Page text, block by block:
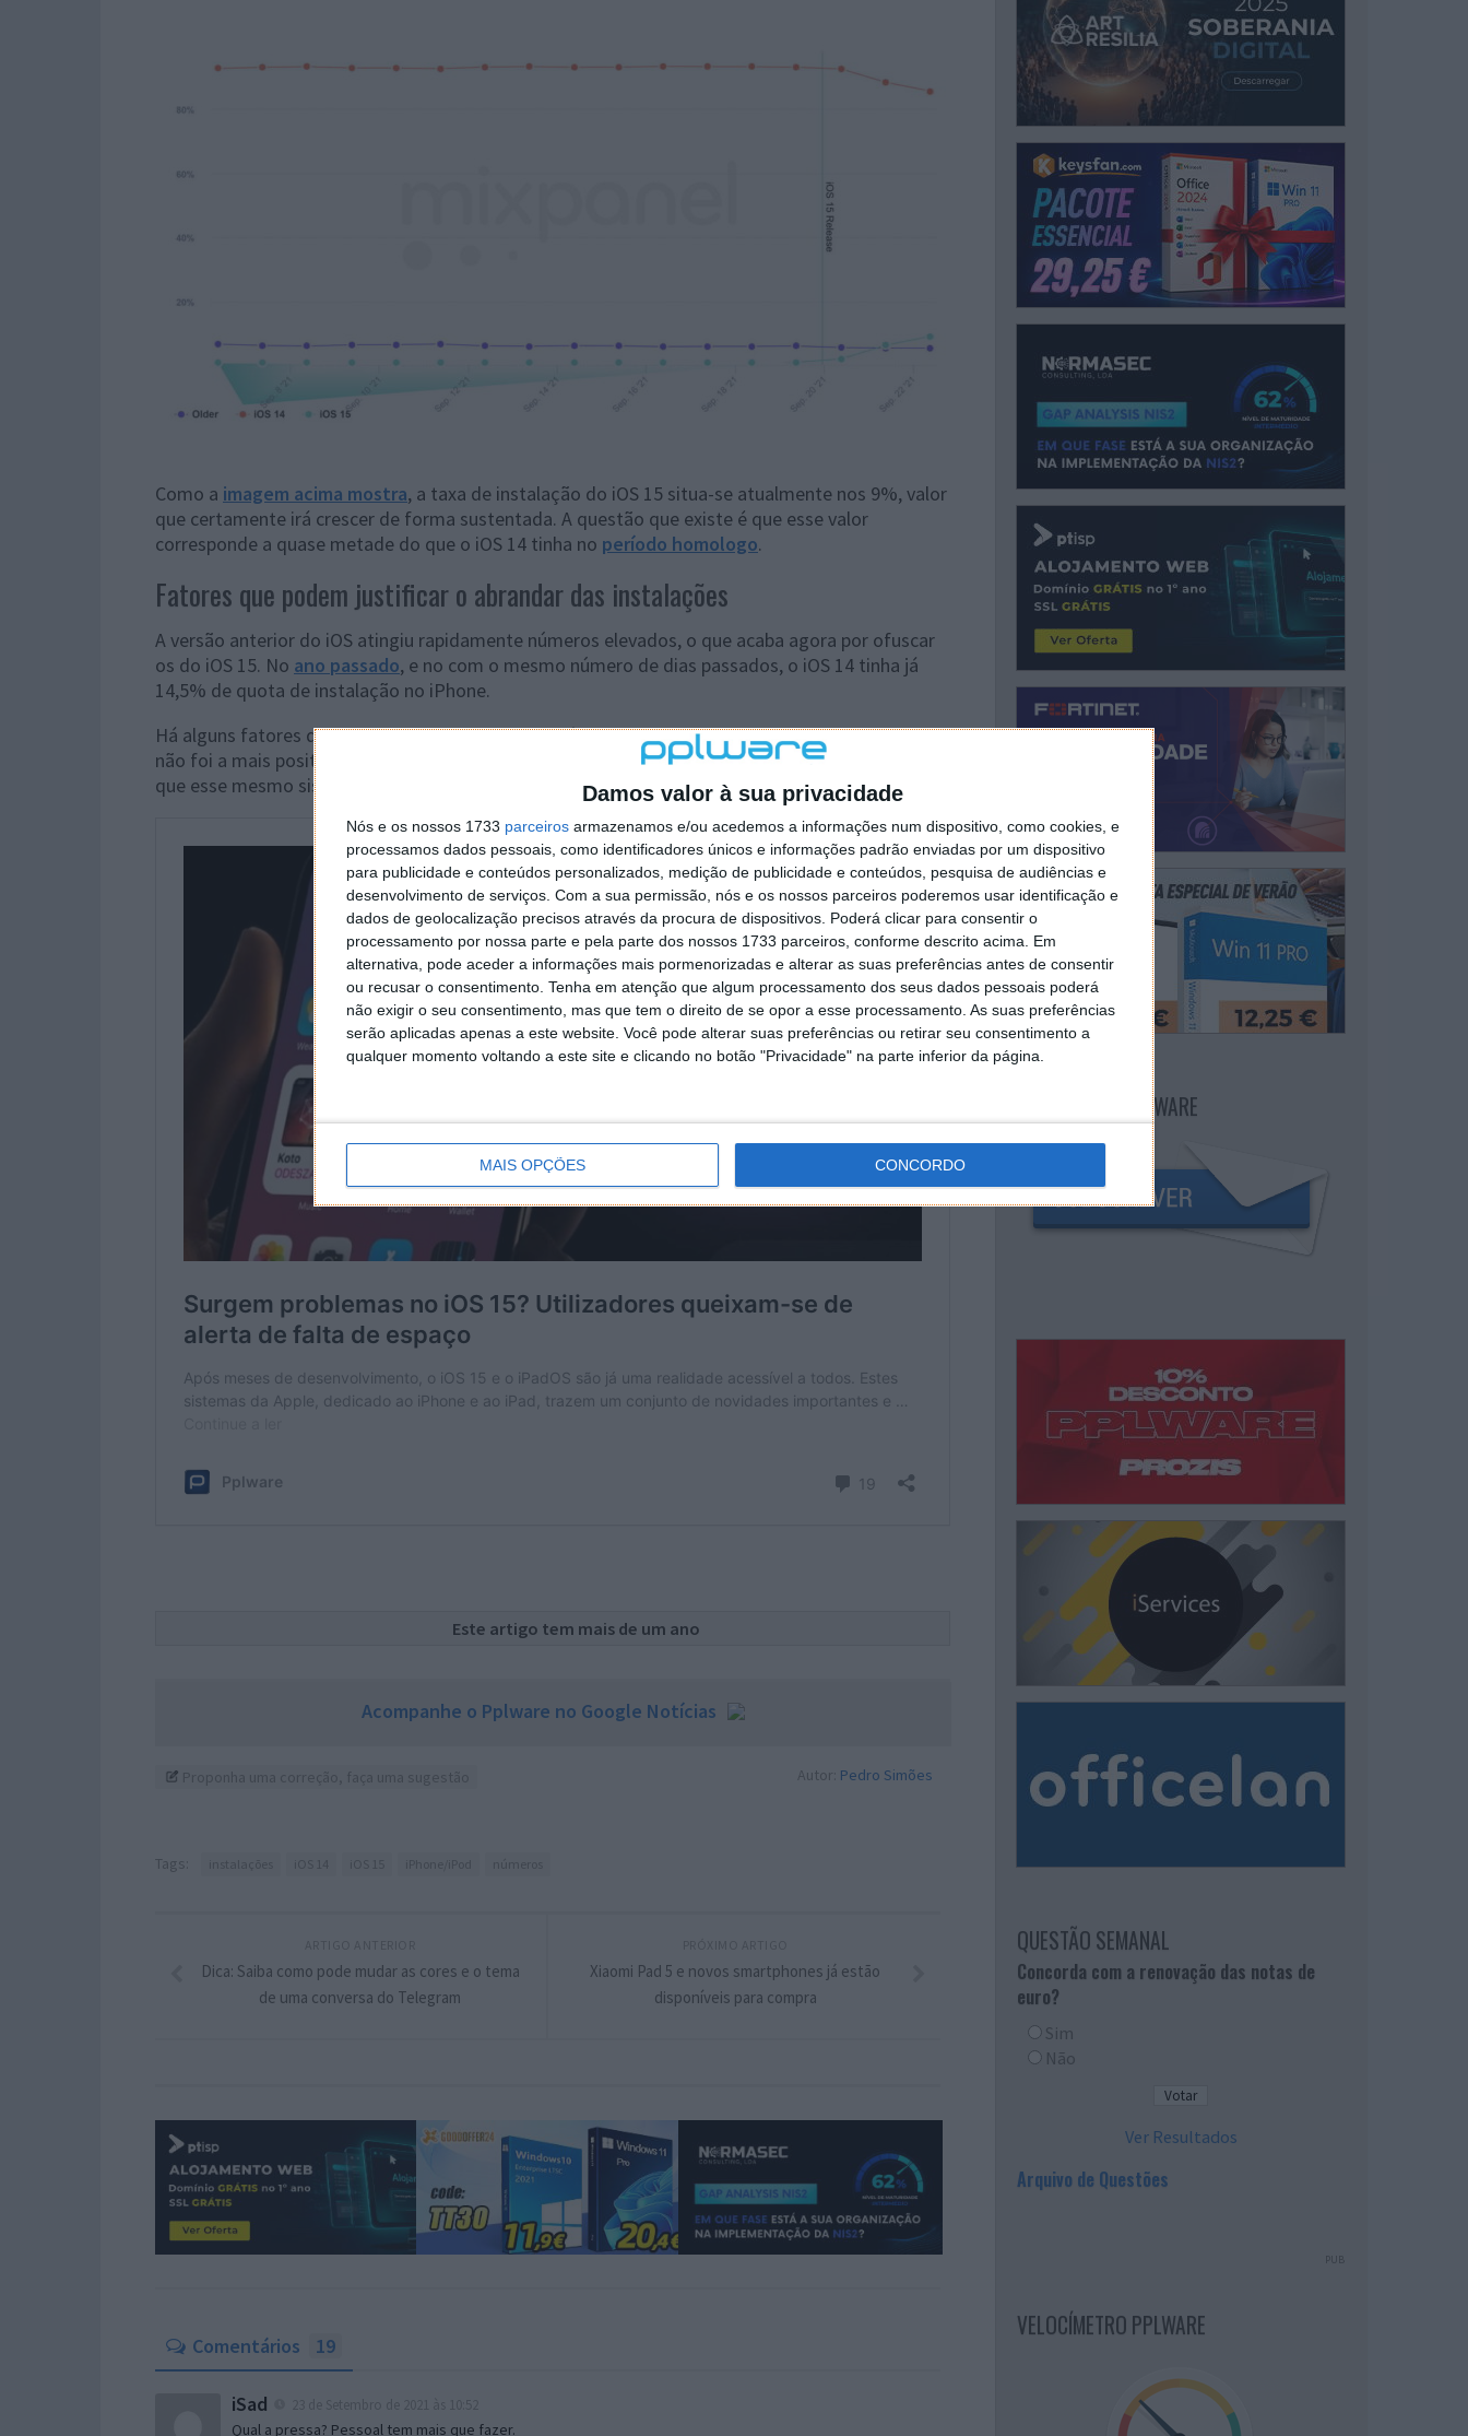
Damos valor à sua privacidade
Nós e os nossos 1733 parceiros armazenamos e/ou acedemos a informações num dispositivo, como cookies, e
processamos dados pessoais, como identificadores únicos e informações padrão enviadas por um dispositivo
para publicidade e conteúdos personalizados, medição de publicidade e conteúdos, pesquisa de audiências e
desenvolvimento de serviços. Com a sua permissão, nós e os nossos parceiros poderemos usar identificação e
dados de geolocalização precisos através da procura de dispositivos. Poderá clicar para consentir o
processamento por nossa parte e pela parte dos nossos 1733 parceiros, conforme descrito acima. Em
alternativa, pode aceder a informações mais pormenorizadas e alterar as suas preferências antes de consentir
ou recusar o consentimento. Tenha em atenção que algum processamento dos seus dados pessoais poderá
não exigir o seu consentimento, mas que tem o direito de se opor a esse processamento. As suas preferências
serão aplicadas apenas a este website. Você pode alterar suas preferências ou retirar seu consentimento a
qualquer momento voltando a este site e clicando no botão "Privacidade" na parte inferior da página.
MAIS OPÇÕES CONCORDO
Como a imagem acima mostra, a taxa de instalação do iOS 15 situa-se atualmente nos 9%, valor
que certamente irá crescer de forma sustentada. A questão que existe é que esse valor
corresponde a quase metade do que o iOS 14 tinha no período homologo.
Fatores que podem justificar o abrandar das instalações
A versão anterior do iOS atingiu rapidamente números elevados, o que acaba agora por ofuscar
os do iOS 15. No ano passado, e no com o mesmo número de dias passados, o iOS 14 tinha já
14,5% de quota de instalação no iPhone.
Há alguns fatores que aqui podem contar. A experiência para quem instalou de imediato o iOS 14
não foi a mais positiva, o que coloca aqui um travão. Por outro lado, agarantia de atualizações
que esse mesmo sistema terá, pode estar a abrandar a adoção do iOS 15 no iPhone.
Este artigo tem mais de um ano
Acompanhe o Pplware no Google Notícias
Autor: Pedro Simões
Tags:
Xiaomi Pad 5 e novos smartphones já estão
disponíveis para compra
Dica: Saiba como pode mudar as cores e o tema
de uma conversa do Telegram
Comentários 19
iSad
Qual a pressa? Pessoal tem mais que fazer.
NEWSLETTER PPLWARE
QUESTÃO SEMANAL
Concorda com a renovação das notas de
euro?
Sim
Não
Ver Resultados
Arquivo de Questões
PUB
VELOCÍMETRO PPLWARE